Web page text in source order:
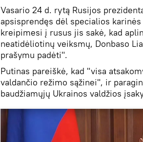
Vasario 24 d. rytą Rusijos
apsisprendęs dėl specialios
kreipimesi į rusus jis sakė, kad
neatidėliotinų veiksmų, Donbaso
prašymu padėti".
Putinas pareiškė, kad "visa
valdančio režimo sąžinei", ir
baudžiamųjų Ukrainos valdžios